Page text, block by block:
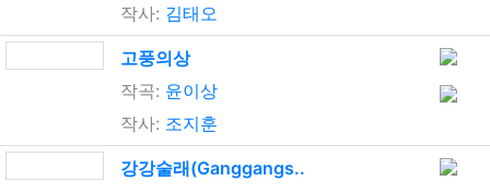
작사: 김태오
고풍의상
작곡: 윤이상
작사: 조지훈
강강술래(Ganggangs..